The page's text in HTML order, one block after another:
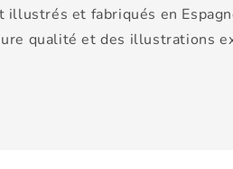
illustrés et fabriqués en
qualité et des illustrations